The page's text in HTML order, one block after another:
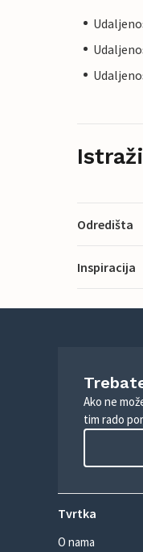
Istraži
Odredišta
Inspiracija
Ako ne
tim rado
Tvrtka
O nama